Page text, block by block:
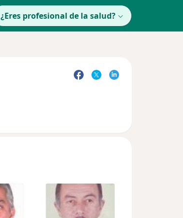
¿Eres profesional de la salud?